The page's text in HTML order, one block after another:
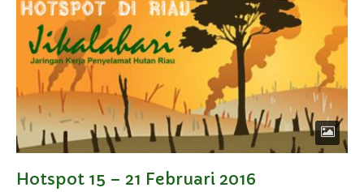
Hotspot 15 – 21 Februari 2016